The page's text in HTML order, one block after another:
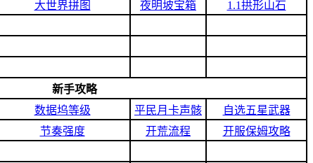
大世界拼图 夜明坡宝箱
1.1拱形山石
新手攻略
数据坞等级 平民月卡声骸
自选五星武器
节奏强度 开荒流程
开服保姆攻略